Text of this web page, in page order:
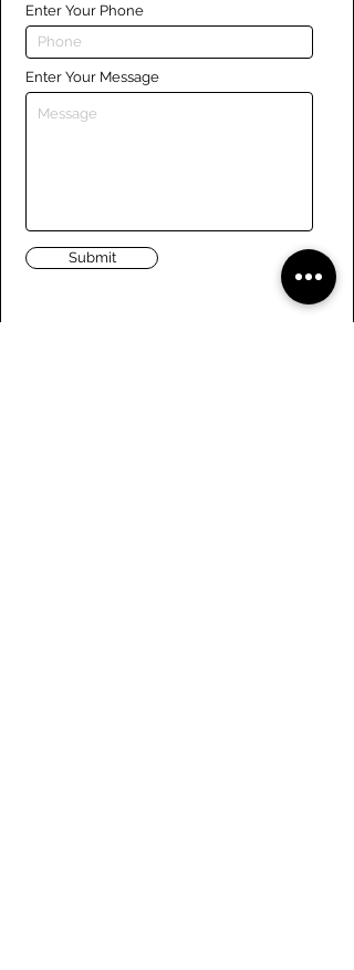
Enter Your Phone
Enter Your Message
Submit